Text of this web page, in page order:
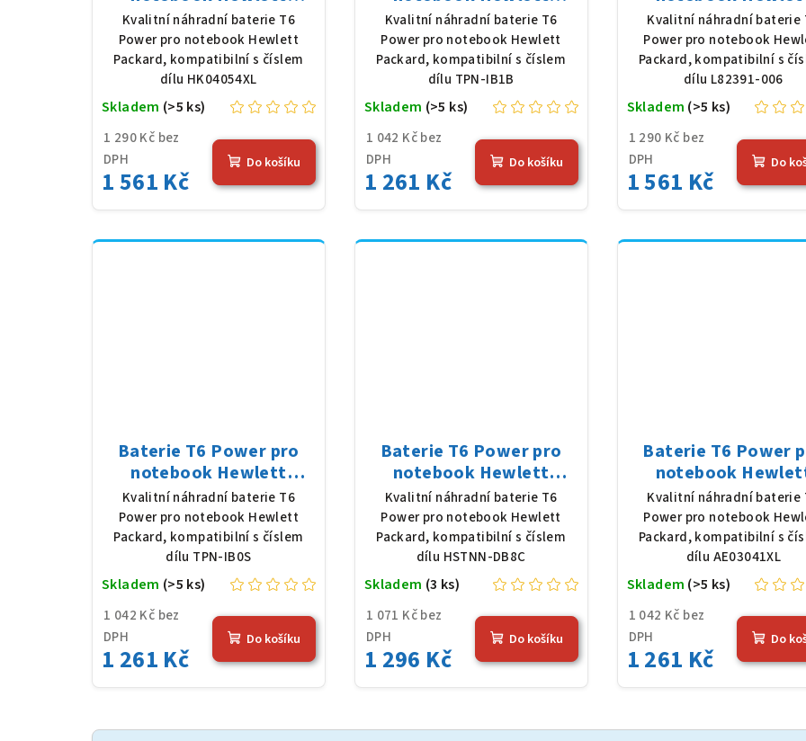
Packard HK04054XL, Li-
Poly, 7,7 V, 7012 mAh (54
Wh), černá
Kvalitní náhradní baterie T6
Power pro notebook Hewlett
Packard, kompatibilní s číslem
dílu HK04054XL
1 290 Kč bez
DPH
1 561 Kč
Skladem (>5 ks)
Do košíku
Packard TPN-IB1B, Li-
Poly, 11,25 V, 3648 mAh
(41 Wh), černá
Kvalitní náhradní baterie T6
Power pro notebook Hewlett
Packard, kompatibilní s číslem
dílu TPN-IB1B
1 042 Kč bez
DPH
1 261 Kč
Skladem (>5 ks)
Do košíku
Packard L82391-006,
Poly, 7,7 V, 7012 mAh
Wh), černá
Kvalitní náhradní baterie
Power pro notebook
Packard, kompatibilní s
dílu L82391-006
1 290 Kč bez
DPH
1 561 Kč
Skladem (>5 ks)
Do
Baterie T6 Power pro
notebook Hewlett
Packard TPN-IB0S, Li-
Poly, 11,25 V, 3648 mAh
(41 Wh), černá
Kvalitní náhradní baterie T6
Power pro notebook Hewlett
Packard, kompatibilní s číslem
dílu TPN-IB0S
1 042 Kč bez
DPH
1 261 Kč
Skladem (>5 ks)
Do košíku
Baterie T6 Power pro
notebook Hewlett
Packard HSTNN-DB8C,
Li-Poly, 7,7 V, 6962 mAh
(53,6 Wh), černá
Kvalitní náhradní baterie T6
Power pro notebook Hewlett
Packard, kompatibilní s číslem
dílu HSTNN-DB8C
1 071 Kč bez
DPH
1 296 Kč
Skladem (3 ks)
Do košíku
Baterie T6 Power
notebook
Packard AE03041XL,
Poly, 11,25 V, 3648
(41 Wh), černá
Kvalitní náhradní baterie
Power pro notebook
Packard, kompatibilní s
dílu AE03041XL
1 042 Kč bez
DPH
1 261 Kč
Skladem (>5 ks)
Do